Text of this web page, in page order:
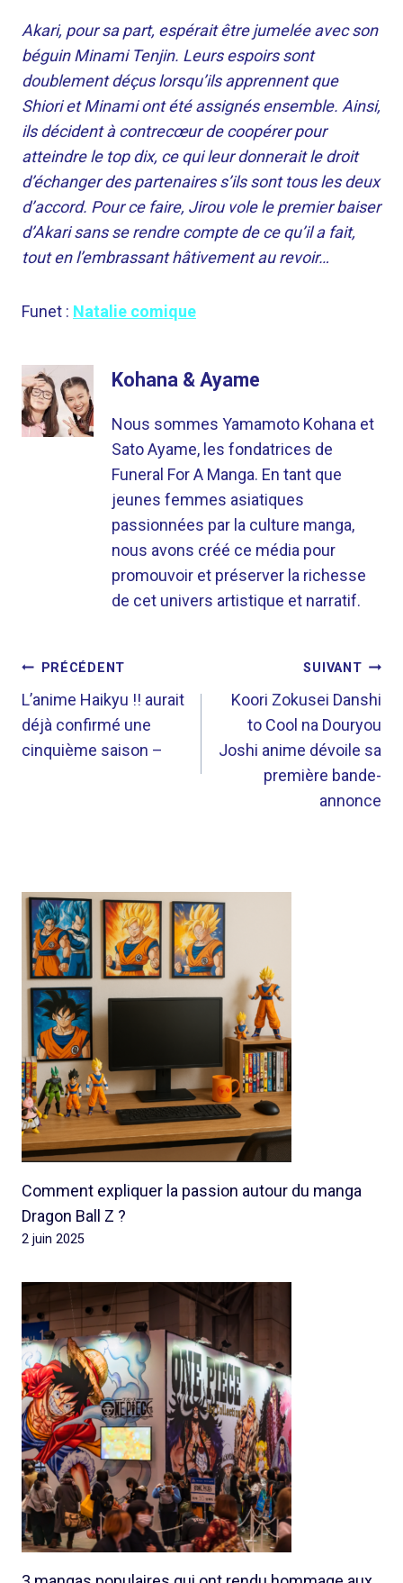
Akari, pour sa part, espérait être jumelée avec son
béguin Minami Tenjin. Leurs espoirs sont
doublement déçus lorsqu’ils apprennent que
Shiori et Minami ont été assignés ensemble. Ainsi,
ils décident à contrecœur de coopérer pour
atteindre le top dix, ce qui leur donnerait le droit
d’échanger des partenaires s’ils sont tous les deux
d’accord. Pour ce faire, Jirou vole le premier baiser
d’Akari sans se rendre compte de ce qu’il a fait,
tout en l’embrassant hâtivement au revoir…
Funet : Natalie comique
Kohana & Ayame
Nous sommes Yamamoto Kohana et
Sato Ayame, les fondatrices de
Funeral For A Manga. En tant que
jeunes femmes asiatiques
passionnées par la culture manga,
nous avons créé ce média pour
promouvoir et préserver la richesse
de cet univers artistique et narratif.
NAVIGATION
DE
L’ARTICLE
PRÉCÉDENT
L’anime Haikyu !! aurait
déjà confirmé une
cinquième saison –
SUIVANT
Koori Zokusei Danshi
to Cool na Douryou
Joshi anime dévoile sa
première bande-
annonce
Comment expliquer la passion autour du manga
Dragon Ball Z ?
2 juin 2025